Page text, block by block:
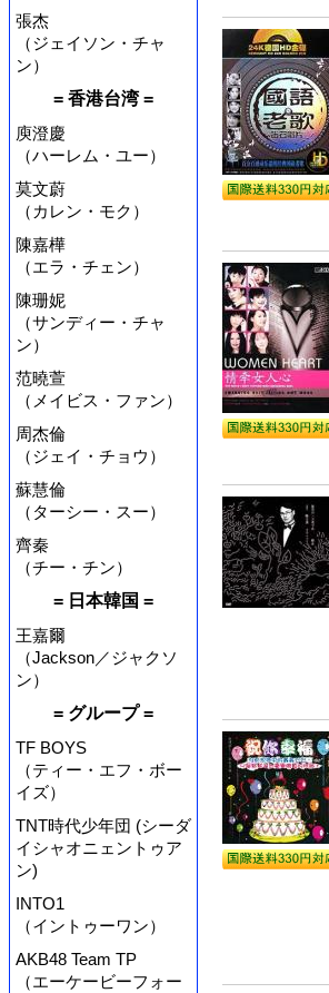
張杰
（ジェイソン・チャ
ン）
= 香港台湾 =
庾澄慶
（ハーレム・ユー）
莫文蔚
（カレン・モク）
陳嘉樺
（エラ・チェン）
陳珊妮
（サンディー・チャ
ン）
范曉萱
（メイビス・ファン）
周杰倫
（ジェイ・チョウ）
蘇慧倫
（ターシー・スー）
齊秦
（チー・チン）
= 日本韓国 =
王嘉爾
（Jackson／ジャクソ
ン）
= グループ =
TF BOYS
（ティー・エフ・ボー
イズ）
TNT時代少年団 (シーダ
イシャオニェントゥア
ン)
INTO1
（イントゥーワン）
AKB48 Team TP
（エーケービーフォー